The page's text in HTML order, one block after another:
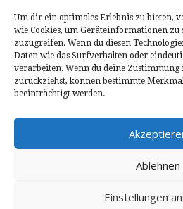
Um dir ein optimales Erlebnis zu bieten,
wie Cookies, um Geräteinformationen zu
zuzugreifen. Wenn du diesen
Daten wie das Surfverhalten oder
verarbeiten. Wenn du deine Zustimmung
zurückziehst, können bestimmte
beeinträchtigt werden.
Ablehnen
Einstellungen
Energie Kreis Euskirchen
Klima allgemein
Mobilitätswende
Stecker-Solar-Geräte
Stromproduktion
wnv news
Copyright © 2026Windenergie